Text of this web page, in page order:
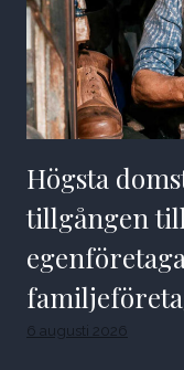
Högsta
tillgången
6 augusti 2026